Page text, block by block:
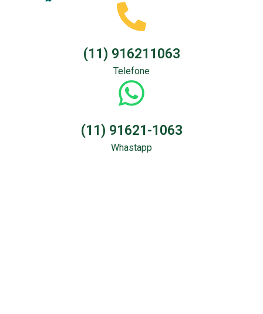
(11) 916211063
Telefone
(11) 91621-1063
Whastapp